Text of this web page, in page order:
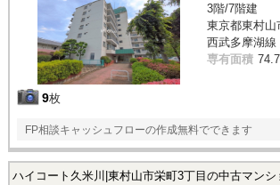
9枚
3階/7階建
東京都東村山
西武多摩湖線
専有面積
FP相談キャッシュフローの作成無料でできます
ハイコート久米川|東村山市栄町3丁目の中古マンシ